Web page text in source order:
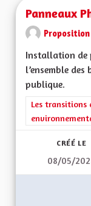
Panneaux
Installation de
l’ensemble
publique.
Filtrer les
Les transitions
CRÉÉ LE
08/05/